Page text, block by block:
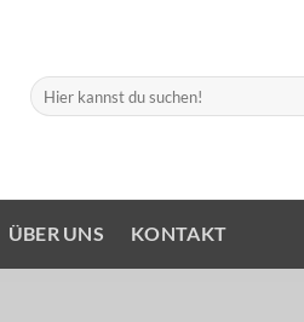
Suchen
nach:
ÜBER UNS KONTAKT